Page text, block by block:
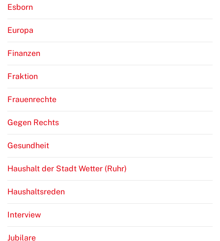
Esborn
Europa
Finanzen
Fraktion
Frauenrechte
Gegen Rechts
Gesundheit
Haushalt der Stadt Wetter (Ruhr)
Haushaltsreden
Interview
Jubilare